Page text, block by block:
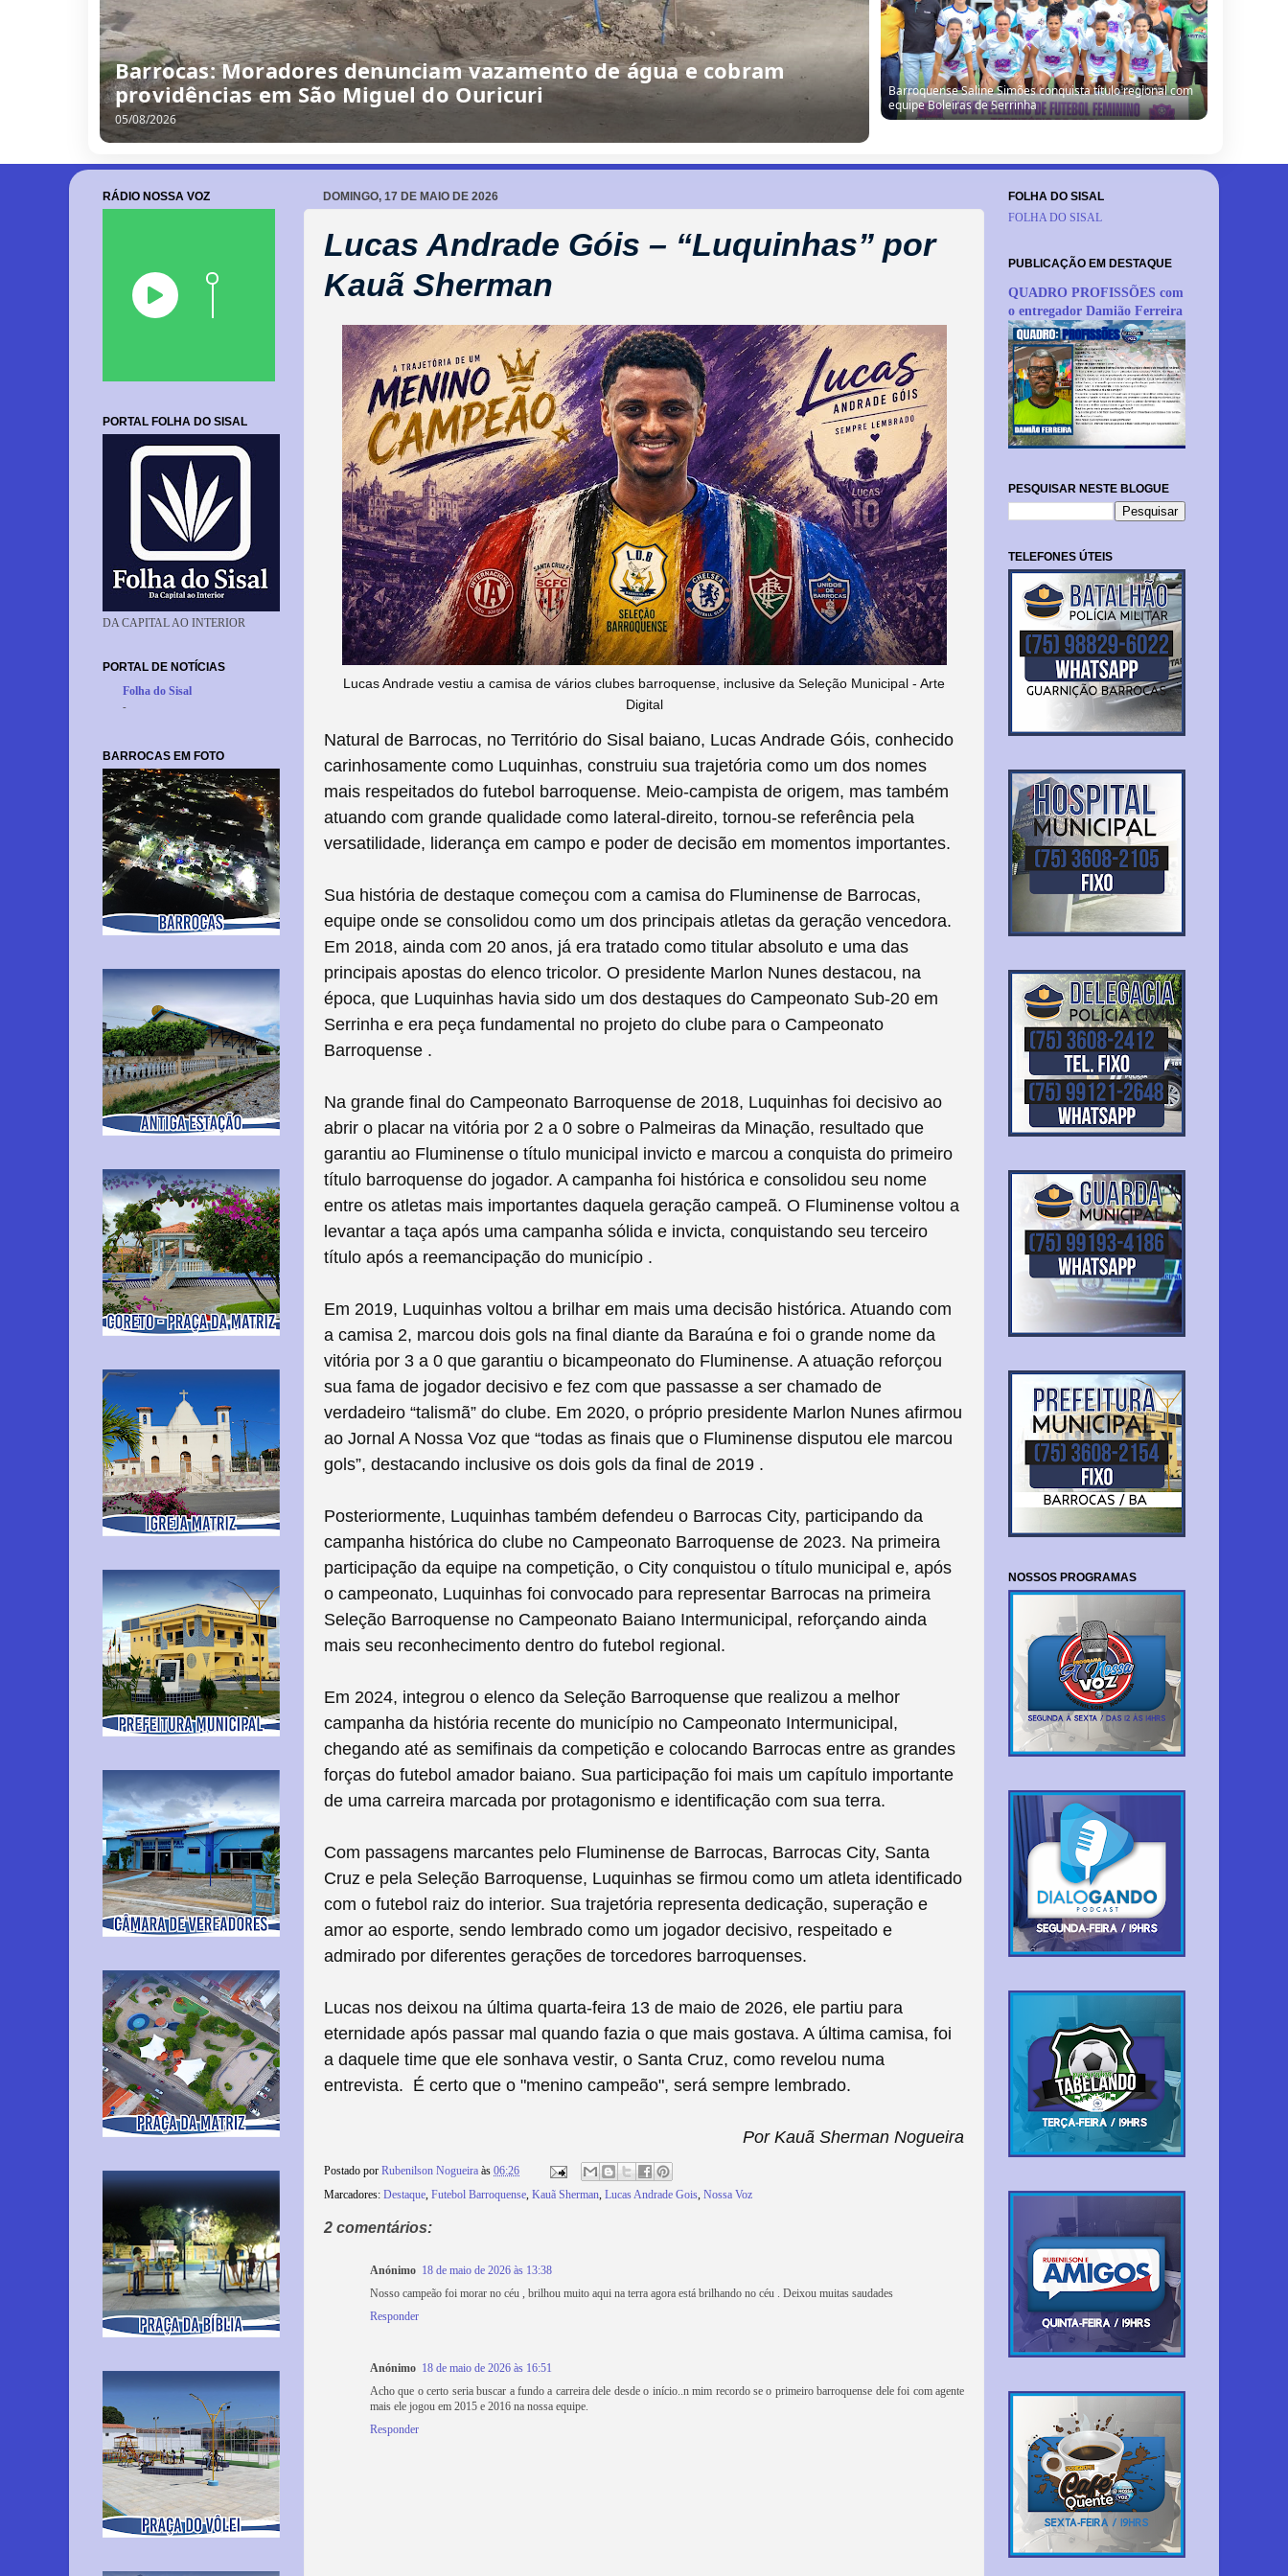
/
0
8
/
2
0
2
6
Barrocas: Moradores denunciam vazamento de água e
cobram providências em São Miguel do Ouricuri
DOMINGO, 17 DE MAIO DE 2026
Lucas Andrade Góis – “Luquinhas” por
Kauã Sherman
Lucas Andrade vestiu a camisa de vários clubes barroquense, inclusive da Seleção Municipal - Arte
Digital
Natural de Barrocas, no Território do Sisal baiano, Lucas Andrade Góis, conhecido
carinhosamente como Luquinhas, construiu sua trajetória como um dos nomes
mais respeitados do futebol barroquense. Meio-campista de origem, mas também
atuando com grande qualidade como lateral-direito, tornou-se referência pela
versatilidade, liderança em campo e poder de decisão em momentos importantes.
Sua história de destaque começou com a camisa do Fluminense de Barrocas,
equipe onde se consolidou como um dos principais atletas da geração vencedora.
Em 2018, ainda com 20 anos, já era tratado como titular absoluto e uma das
principais apostas do elenco tricolor. O presidente Marlon Nunes destacou, na
época, que Luquinhas havia sido um dos destaques do Campeonato Sub-20 em
Serrinha e era peça fundamental no projeto do clube para o Campeonato
Barroquense .
Na grande final do Campeonato Barroquense de 2018, Luquinhas foi decisivo ao
abrir o placar na vitória por 2 a 0 sobre o Palmeiras da Minação, resultado que
garantiu ao Fluminense o título municipal invicto e marcou a conquista do primeiro
título barroquense do jogador. A campanha foi histórica e consolidou seu nome
entre os atletas mais importantes daquela geração campeã. O Fluminense voltou a
levantar a taça após uma campanha sólida e invicta, conquistando seu terceiro
título após a reemancipação do município .
Em 2019, Luquinhas voltou a brilhar em mais uma decisão histórica. Atuando com
a camisa 2, marcou dois gols na final diante da Baraúna e foi o grande nome da
vitória por 3 a 0 que garantiu o bicampeonato do Fluminense. A atuação reforçou
sua fama de jogador decisivo e fez com que passasse a ser chamado de
verdadeiro “talismã” do clube. Em 2020, o próprio presidente Marlon Nunes afirmou
ao Jornal A Nossa Voz que “todas as finais que o Fluminense disputou ele marcou
gols”, destacando inclusive os dois gols da final de 2019 .
Posteriormente, Luquinhas também defendeu o Barrocas City, participando da
campanha histórica do clube no Campeonato Barroquense de 2023. Na primeira
participação da equipe na competição, o City conquistou o título municipal e, após
o campeonato, Luquinhas foi convocado para representar Barrocas na primeira
Seleção Barroquense no Campeonato Baiano Intermunicipal, reforçando ainda
mais seu reconhecimento dentro do futebol regional.
Em 2024, integrou o elenco da Seleção Barroquense que realizou a melhor
campanha da história recente do município no Campeonato Intermunicipal,
chegando até as semifinais da competição e colocando Barrocas entre as grandes
forças do futebol amador baiano. Sua participação foi mais um capítulo importante
de uma carreira marcada por protagonismo e identificação com sua terra.
Com passagens marcantes pelo Fluminense de Barrocas, Barrocas City, Santa
Cruz e pela Seleção Barroquense, Luquinhas se firmou como um atleta identificado
com o futebol raiz do interior. Sua trajetória representa dedicação, superação e
amor ao esporte, sendo lembrado como um jogador decisivo, respeitado e
admirado por diferentes gerações de torcedores barroquenses.
Lucas nos deixou na última quarta-feira 13 de maio de 2026, ele partiu para
eternidade após passar mal quando fazia o que mais gostava. A última camisa, foi
a daquele time que ele sonhava vestir, o Santa Cruz, como revelou numa
entrevista. É certo que o "menino campeão", será sempre lembrado.
Por Kauã Sherman Nogueira
Postado por Rubenilson Nogueira às 06:26
Marcadores: Destaque, Futebol Barroquense, Kauã Sherman, Lucas Andrade Gois, Nossa Voz
2 comentários:
Anónimo 18 de maio de 2026 às 13:38
Nosso campeão foi morar no céu , brilhou muito aqui na terra agora está brilhando no céu . Deixou muitas saudades
Responder
Anónimo 18 de maio de 2026 às 16:51
Acho que o certo seria buscar a fundo a carreira dele desde o início..n mim recordo se o primeiro barroquense dele foi com agente
mais ele jogou em 2015 e 2016 na nossa equipe.
Responder
RÁDIO NOSSA VOZ
PORTAL FOLHA DO SISAL
DA CAPITAL AO INTERIOR
PORTAL DE NOTÍCIAS
Folha do Sisal
-
BARROCAS EM FOTO
FOLHA DO SISAL
FOLHA DO SISAL
PUBLICAÇÃO EM DESTAQUE
QUADRO PROFISSÕES com
o entregador Damião Ferreira
PESQUISAR NESTE BLOGUE
TELEFONES ÚTEIS
NOSSOS PROGRAMAS